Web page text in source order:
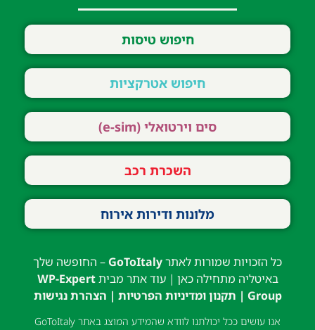
חיפוש טיסות
חיפוש אטרקציות
סים וירטואלי (e-sim)
השכרת רכב
מלונות ודירות אירוח
כל הזכויות שמורות לאתרGoToItaly– החופשה שלך
באיטליה מתחילה כאן | עוד אתר מביתWP-Expert
Group
| תקנון ומדיניות הפרטיות | הצהרת נגישות
אנו עושים ככל יכולתנו לוודא שהמידע המוצג באתר GoToItaly